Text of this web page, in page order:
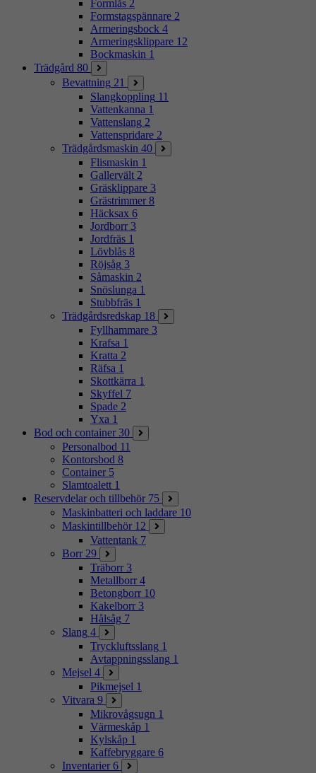
Formlås 2
Formstagspännare 2
Armeringsbock 4
Armeringsklippare 12
Bockmaskin 1
Trädgård 80
Bevattning 21
Slangkoppling 11
Vattenkanna 1
Vattenslang 2
Vattenspridare 2
Trädgårdsmaskin 40
Flismaskin 1
Gallervält 2
Gräsklippare 3
Grästrimmer 8
Häcksax 6
Jordborr 3
Jordfräs 1
Lövblås 8
Röjsåg 3
Såmaskin 2
Snöslunga 1
Stubbfräs 1
Trädgårdsredskap 18
Fyllhammare 3
Krafsa 1
Kratta 2
Räfsa 1
Skottkärra 1
Skyffel 7
Spade 2
Yxa 1
Bod och container 30
Personalbod 11
Kontorsbod 8
Container 5
Slamtoalett 1
Reservdelar och tillbehör 75
Maskinbatteri och laddare 10
Maskintillbehör 12
Vattentank 7
Borr 29
Träborr 3
Metallborr 4
Betongborr 10
Kakelborr 3
Hålsåg 7
Slang 4
Tryckluftsslang 1
Avtappningsslang 1
Mejsel 4
Pikmejsel 1
Vitvara 9
Mikrovågsugn 1
Värmeskåp 1
Kylskåp 1
Kaffebryggare 6
Inventarier 6